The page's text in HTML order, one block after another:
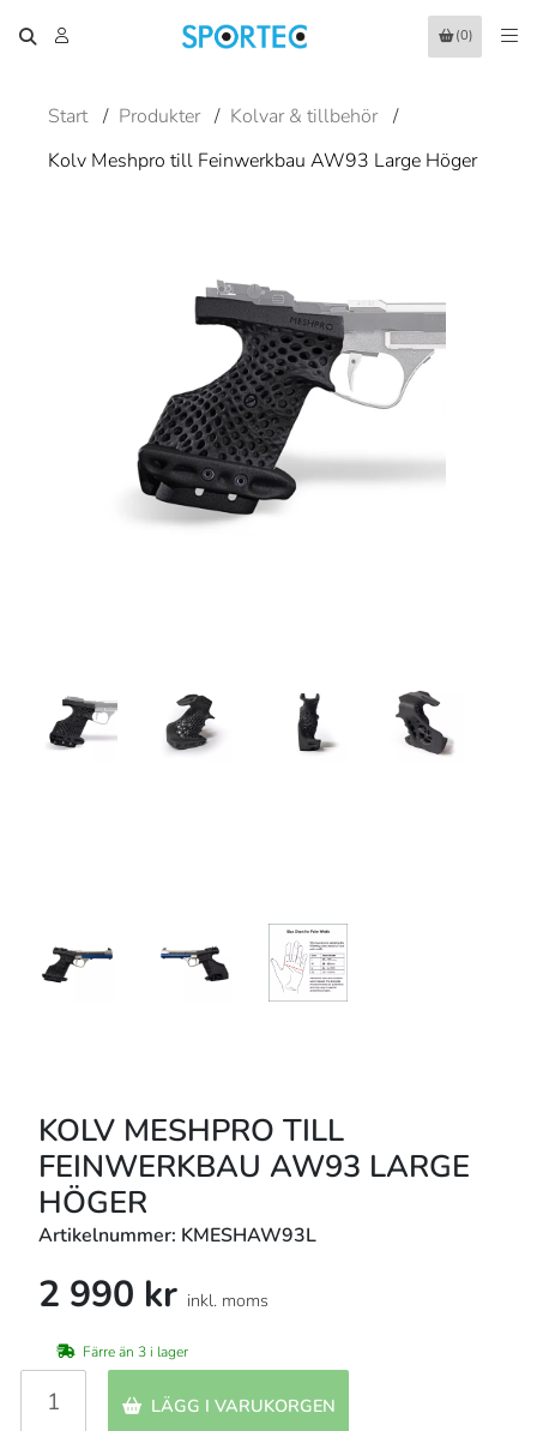
(0)
Start / Produkter / Kolvar & tillbehör /
Kolv Meshpro till Feinwerkbau AW93 Large Höger
KOLV MESHPRO TILL
FEINWERKBAU AW93 LARGE
HÖGER
Artikelnummer: KMESHAW93L
2 990 kr inkl. moms
Färre än 3 i lager
LÄGG I VARUKORGEN